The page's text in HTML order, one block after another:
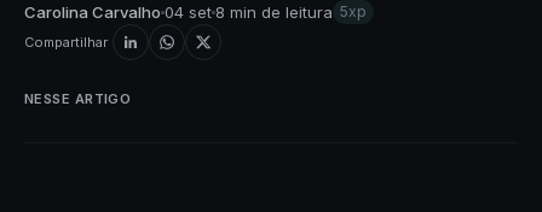
Carolina Carvalho 04 set 8 min de leitura 5xp
Compartilhar
NESSE ARTIGO